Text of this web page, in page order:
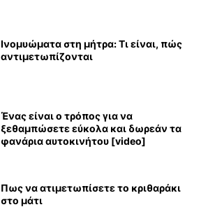
Ινομυώματα στη μήτρα: Τι είναι, πώς
αντιμετωπίζονται
Ένας είναι ο τρόπος για να
ξεθαμπώσετε εύκολα και δωρεάν τα
φανάρια αυτοκινήτου [video]
Πως να ατιμετωπίσετε το κριθαράκι
στο μάτι